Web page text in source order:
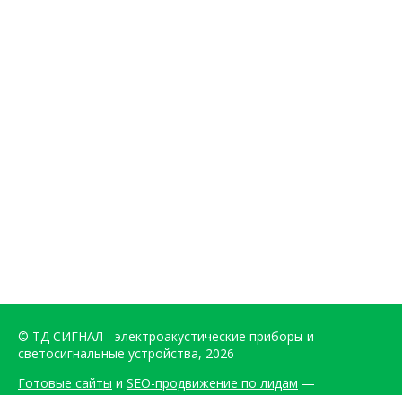
© ТД СИГНАЛ - электроакустические приборы и
светосигнальные устройства, 2026
Готовые сайты и SEO-продвижение по лидам —